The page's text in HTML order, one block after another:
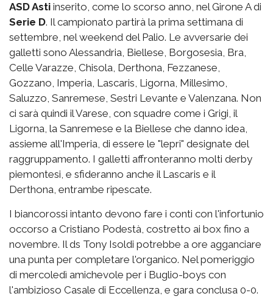
ASD Asti inserito, come lo scorso anno, nel Girone A di
Serie D. Il campionato partirà la prima settimana di
settembre, nel weekend del Palio. Le avversarie dei
galletti sono Alessandria, Biellese, Borgosesia, Bra,
Celle Varazze, Chisola, Derthona, Fezzanese,
Gozzano, Imperia, Lascaris, Ligorna, Millesimo,
Saluzzo, Sanremese, Sestri Levante e Valenzana. Non
ci sarà quindi il Varese, con squadre come i Grigi, il
Ligorna, la Sanremese e la Biellese che danno idea,
assieme all'Imperia, di essere le "lepri" designate del
raggruppamento. I galletti affronteranno molti derby
piemontesi, e sfideranno anche il Lascaris e il
Derthona, entrambe ripescate.
I biancorossi intanto devono fare i conti con l'infortunio
occorso a Cristiano Podestà, costretto ai box fino a
novembre. Il ds Tony Isoldi potrebbe a ore agganciare
una punta per completare l'organico. Nel pomeriggio
di mercoledì amichevole per i Buglio-boys con
l'ambizioso Casale di Eccellenza, e gara conclusa 0-0.